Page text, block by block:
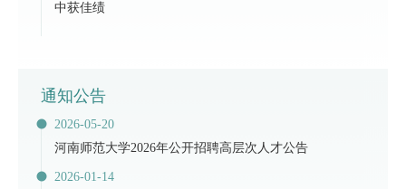
中获佳绩
通知公告
2026-05-20
河南师范大学2026年公开招聘高层次人才公告
2026-01-14